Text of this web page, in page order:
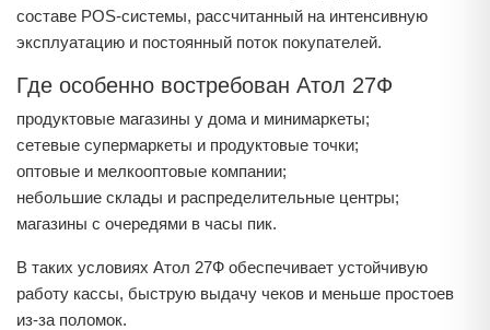
составе POS-системы, рассчитанный на интенсивную
эксплуатацию и постоянный поток покупателей.
Где особенно востребован Атол 27Ф
продуктовые магазины у дома и минимаркеты;
сетевые супермаркеты и продуктовые точки;
оптовые и мелкооптовые компании;
небольшие склады и распределительные центры;
магазины с очередями в часы пик.
В таких условиях Атол 27Ф обеспечивает устойчивую
работу кассы, быструю выдачу чеков и меньше простоев
из-за поломок.